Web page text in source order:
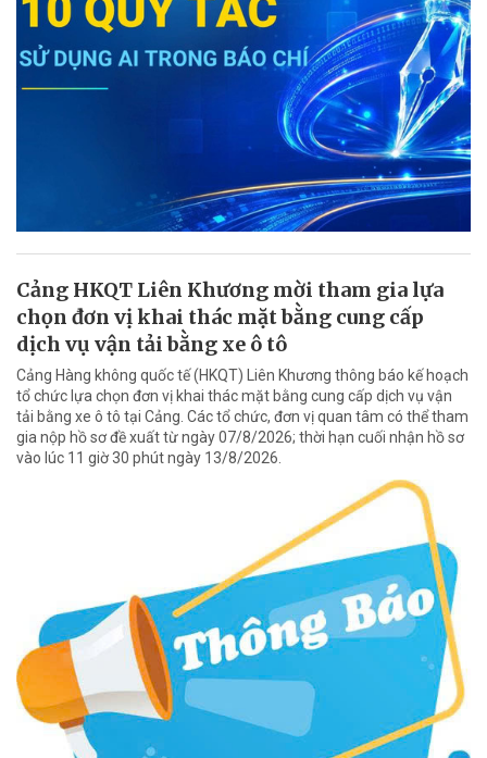
Cảng HKQT Liên Khương mời tham gia lựa
chọn đơn vị khai thác mặt bằng cung cấp
dịch vụ vận tải bằng xe ô tô
Cảng Hàng không quốc tế (HKQT) Liên Khương thông báo kế hoạch
tổ chức lựa chọn đơn vị khai thác mặt bằng cung cấp dịch vụ vận
tải bằng xe ô tô tại Cảng. Các tổ chức, đơn vị quan tâm có thể tham
gia nộp hồ sơ đề xuất từ ngày 07/8/2026; thời hạn cuối nhận hồ sơ
vào lúc 11 giờ 30 phút ngày 13/8/2026.